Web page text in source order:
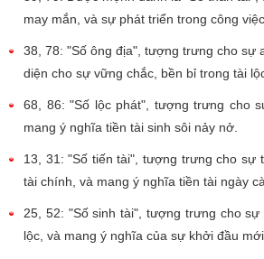
may mắn, và sự phát triển trong công
38, 78: "Số ông địa", tượng trưng cho sự
diện cho sự vững chắc, bền bỉ trong tài
68, 86: "Số lộc phát", tượng trưng cho
mang ý nghĩa tiền tài sinh sôi nảy nở.
13, 31: "Số tiến tài", tượng trưng cho sự
tài chính, và mang ý nghĩa tiền tài ngày
25, 52: "Số sinh tài", tượng trưng cho
lộc, và mang ý nghĩa của sự khởi đầu mới